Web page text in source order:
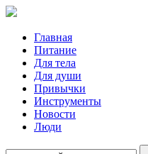
Главная
Питание
Для тела
Для души
Привычки
Инструменты
Новости
Люди